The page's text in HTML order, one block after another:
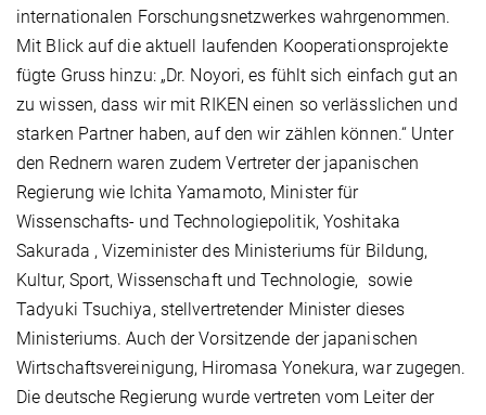
internationalen Forschungsnetzwerkes wahrgenommen.
Mit Blick auf die aktuell laufenden Kooperationsprojekte
fügte Gruss hinzu: „Dr. Noyori, es fühlt sich einfach gut an
zu wissen, dass wir mit RIKEN einen so verlässlichen und
starken Partner haben, auf den wir zählen können.“ Unter
den Rednern waren zudem Vertreter der japanischen
Regierung wie Ichita Yamamoto, Minister für
Wissenschafts- und Technologiepolitik, Yoshitaka
Sakurada , Vizeminister des Ministeriums für Bildung,
Kultur, Sport, Wissenschaft und Technologie, sowie
Tadyuki Tsuchiya, stellvertretender Minister dieses
Ministeriums. Auch der Vorsitzende der japanischen
Wirtschaftsvereinigung, Hiromasa Yonekura, war zugegen.
Die deutsche Regierung wurde vertreten vom Leiter der